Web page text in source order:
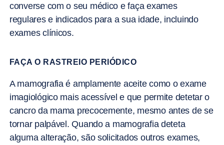
converse com o seu médico e faça exames
regulares e indicados para a sua idade, incluindo
exames clínicos.
FAÇA O RASTREIO PERIÓDICO
A mamografia é amplamente aceite como o exame
imagiológico mais acessível e que permite detetar o
cancro da mama precocemente, mesmo antes de se
tornar palpável. Quando a mamografia deteta
alguma alteração, são solicitados outros exames,